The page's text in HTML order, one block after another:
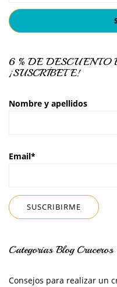
6 % DE DESCUENTO
¡SUSCRÍBETE!
Nombre y apellidos
Email*
Categorías Blog Cruceros
Consejos para realizar un